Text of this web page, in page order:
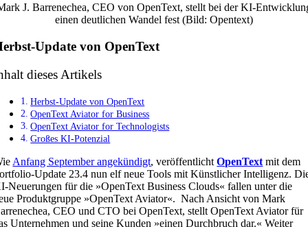
J. Barrenechea, CEO von OpenText, stellt bei der KI-
einen deutlichen Wandel fest (Bild: Opentext)
Update von OpenText
dieses Artikels
Herbst-Update von OpenText
OpenText Aviator for Business
OpenText Aviator for Technologists
Großes KI-Potenzial
Anfang September angekündigt, veröffentlichtOpenText mit dem
Update 23.4 nun elf neue Tools mit Künstlicher Intelligenz.
Neuerungen für die »OpenText Business Clouds« fallen unter die
Produktgruppe »OpenText Aviator«. Nach Ansicht von Mark
CEO und CTO bei OpenText, stellt OpenText Aviator für
Unternehmen und seine Kunden »einen Durchbruch dar.« Weiter